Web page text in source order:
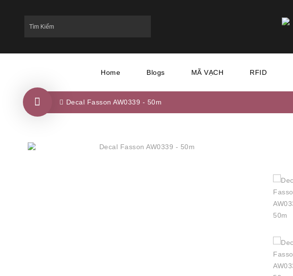
Home Blogs MÃ VẠCH RFID
Decal Fasson AW0339 - 50m